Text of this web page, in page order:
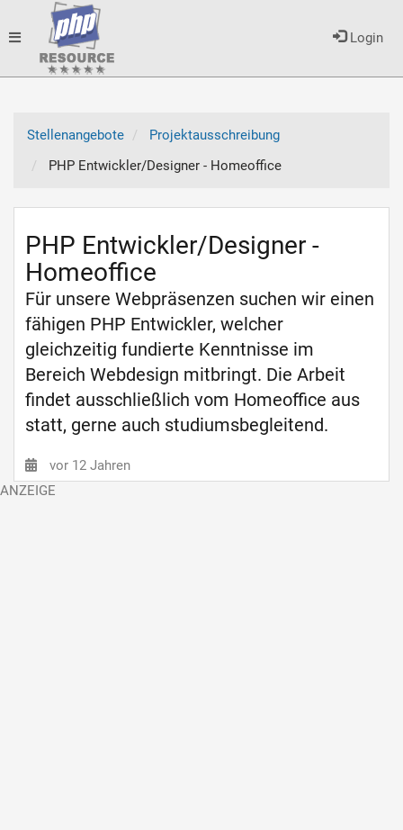
Login
Toggle
Stellenangebote
Projektausschreibung
PHP Entwickler/Designer - Homeoffice
PHP Entwickler/Designer -
Homeoffice
Für unsere Webpräsenzen suchen wir einen
fähigen PHP Entwickler, welcher
gleichzeitig fundierte Kenntnisse im
Bereich Webdesign mitbringt. Die Arbeit
findet ausschließlich vom Homeoffice aus
statt, gerne auch studiumsbegleitend.
vor 12 Jahren